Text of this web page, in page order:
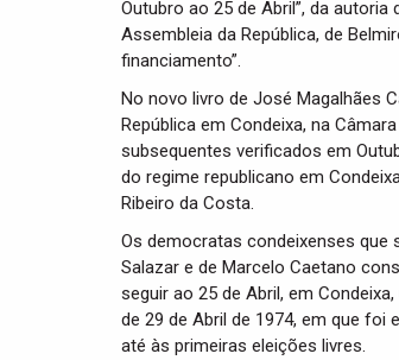
Outubro ao 25 de Abril”, da
Assembleia da República, de
financiamento”.
No novo livro de José Magalhães
República em Condeixa, na
subsequentes verificados em
do regime republicano em
Ribeiro da Costa.
Os democratas condeixenses que
Salazar e de Marcelo Caetano
seguir ao 25 de Abril, em
de 29 de Abril de 1974, em que foi
até às primeiras eleições livres.